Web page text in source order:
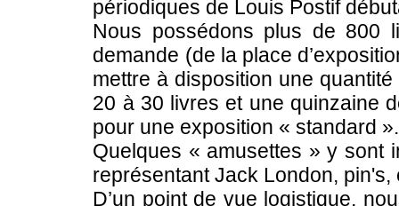
périodiques de Louis Postif
Nous possédons plus de 800
demande (de la place
mettre à disposition une
20 à 30 livres et une quinzaine
pour une exposition « standard ».
Quelques « amusettes » y sont
représentant Jack London, pin's,
D’un point de vue logistique,